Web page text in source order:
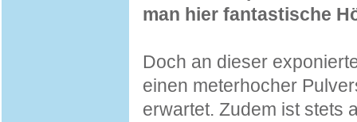
man hier fantastische
Doch an dieser
einen meterhocher
erwartet. Zudem ist stets